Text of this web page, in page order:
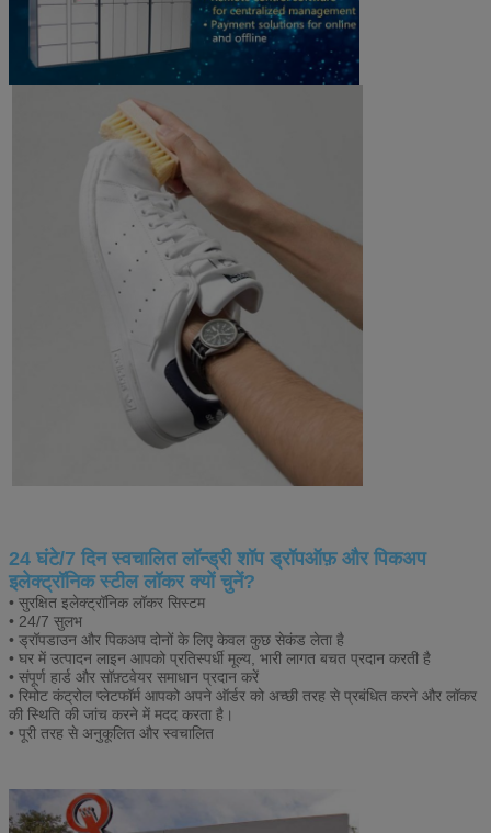
24 घंटे/7 दिन स्वचालित लॉन्ड्री शॉप ड्रॉपऑफ़ और पिकअप
इलेक्ट्रॉनिक स्टील लॉकर क्यों चुनें?
• सुरक्षित इलेक्ट्रॉनिक लॉकर सिस्टम
• 24/7 सुलभ
• ड्रॉपडाउन और पिकअप दोनों के लिए केवल कुछ सेकंड लेता है
• घर में उत्पादन लाइन आपको प्रतिस्पर्धी मूल्य, भारी लागत बचत प्रदान करती है
• संपूर्ण हार्ड और सॉफ़्टवेयर समाधान प्रदान करें
• रिमोट कंट्रोल प्लेटफॉर्म आपको अपने ऑर्डर को अच्छी तरह से प्रबंधित करने और लॉकर
की स्थिति की जांच करने में मदद करता है।
• पूरी तरह से अनुकूलित और स्वचालित